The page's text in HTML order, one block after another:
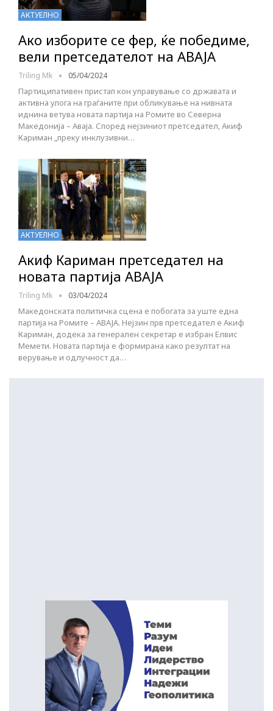
АКТУЕЛНО
Aко изборите се фер, ќе победиме,
вели претседателот на АВАЈА
Triling Mk 05/04/2024
Партиципативен пристап кон управување со државата и
активна улога на граѓаните при обликување на нивната
иднина ветува новата партија на Ромите во Северна
Македонија – Аваја. Според нејзиниот претседател, Акиф
Кариман „преку инклузивни…
АКТУЕЛНО
Акиф Кариман претседател на
новата партија АВАЈА
Triling Mk 03/04/2024
Македонската политичка сцена е побогата за уште една
партија на Ромите – АВАЈА. Нејзин прв претседател е Акиф
Кариман, додека за генерален секретар е избран Елвис
Мемети. Новата партија е формирана како резултат на
верување и одлучност да…